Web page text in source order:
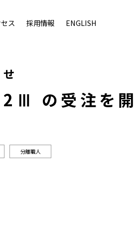
ス 採用情報 ENGLISH
の受注を開
分離職人